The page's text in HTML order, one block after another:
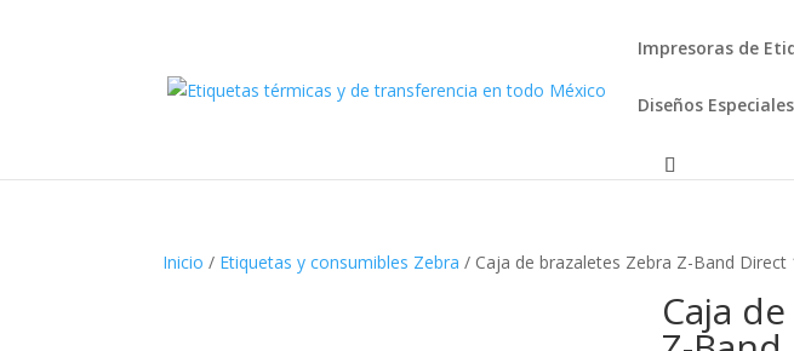
Impresoras de
Diseños Especiales
Inicio / Etiquetas y consumibles Zebra / Caja de brazaletes Zebra Z-Band
Caja